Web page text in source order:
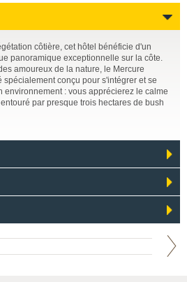
côtière, cet hôtel bénéficie d'un
panoramique exceptionnelle sur la côte.
amoureux de la nature, le Mercure
spécialement conçu pour s'intégrer et se
environnement : vous apprécierez le calme
par presque trois hectares de bush